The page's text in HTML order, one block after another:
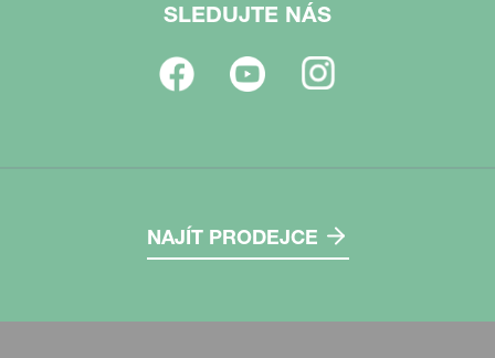
SLEDUJTE NÁS
NAJÍT PRODEJCE